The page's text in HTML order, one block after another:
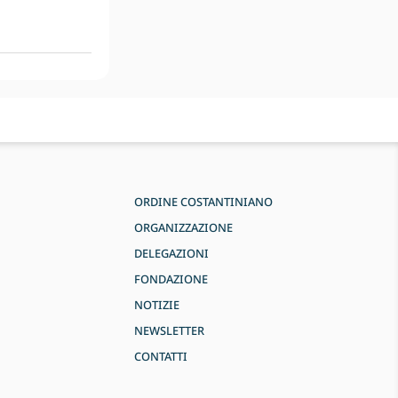
ORDINE COSTANTINIANO
ORGANIZZAZIONE
DELEGAZIONI
FONDAZIONE
NOTIZIE
NEWSLETTER
CONTATTI